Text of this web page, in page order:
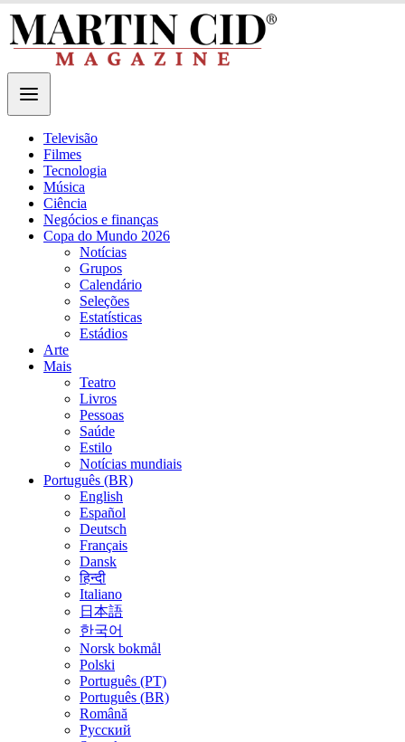
Televisão
Filmes
Tecnologia
Música
Ciência
Negócios e finanças
Copa do Mundo 2026
Notícias
Grupos
Calendário
Seleções
Estatísticas
Estádios
Arte
Mais
Teatro
Livros
Pessoas
Saúde
Estilo
Notícias mundiais
Português (BR)
English
Español
Deutsch
Français
Dansk
हिन्दी
Italiano
日本語
한국어
Norsk bokmål
Polski
Português (PT)
Português (BR)
Română
Русский